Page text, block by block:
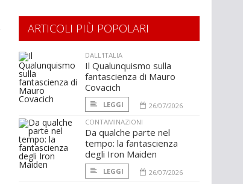
ARTICOLI PIÙ POPOLARI
DALL'ITALIA
Il Qualunquismo sulla
fantascienza di Mauro
Covacich
LEGGI
26/07/2026
CONTAMINAZIONI
Da qualche parte nel
tempo: la fantascienza
degli Iron Maiden
LEGGI
26/07/2026